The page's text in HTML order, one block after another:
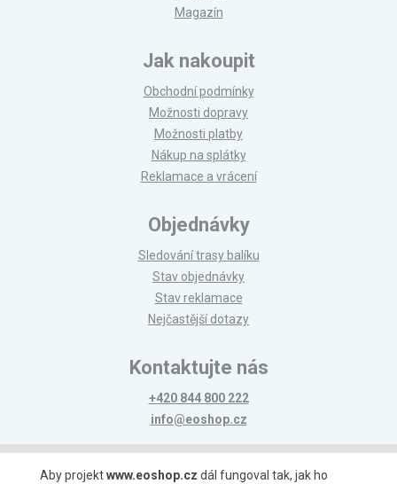
Magazín
Jak nakoupit
Obchodní podmínky
Možnosti dopravy
Možnosti platby
Nákup na splátky
Reklamace a vrácení
Objednávky
Sledování trasy balíku
Stav objednávky
Stav reklamace
Nejčastější dotazy
Kontaktujte nás
+420 844 800 222
info@eoshop.cz
Možnosti platby
Aby projektwww.eoshop.cz dál fungoval tak, jak ho